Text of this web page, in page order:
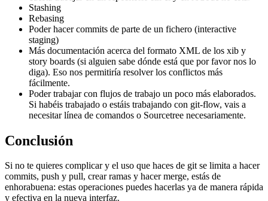
Stashing
Rebasing
Poder hacer commits de parte de un fichero (interactive
staging)
Más documentación acerca del formato XML de los xib y
story boards (si alguien sabe dónde está que por favor nos lo
diga). Eso nos permitiría resolver los conflictos más
fácilmente.
Poder trabajar con flujos de trabajo un poco más elaborados.
Si habéis trabajado o estáis trabajando con git-flow, vais a
necesitar línea de comandos o Sourcetree necesariamente.
Conclusión
Si no te quieres complicar y el uso que haces de git se limita a hacer
commits, push y pull, crear ramas y hacer merge, estás de
enhorabuena: estas operaciones puedes hacerlas ya de manera rápida
y efectiva en la nueva interfaz.